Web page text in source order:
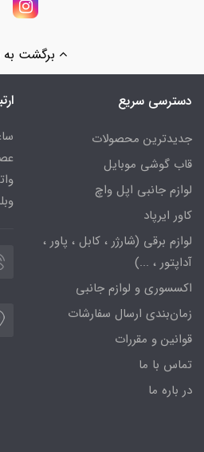
برگشت به
دسترسی سریع
جدیدترین محصولات
قاب گوشی موبایل
لوازم جانبی اپل واچ
کاور ایرپاد
لوازم برقی (شارژر ، کابل ، پاور ،
آداپتور ، ...)
اکسسوری و لوازم جانبی
زمان‌بندی ارسال سفارشات
قوانین و مقررات
تماس با ما
در باره ما